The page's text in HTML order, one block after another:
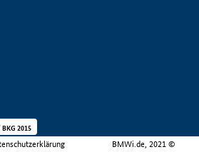
BMWi.de, 2021 ©
2015